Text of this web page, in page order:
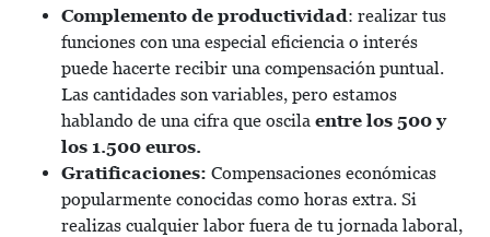
Complemento de productividad: realizar tus
funciones con una especial eficiencia o interés
puede hacerte recibir una compensación puntual.
Las cantidades son variables, pero estamos
hablando de una cifra que oscila entre los 500 y
los 1.500 euros.
Gratificaciones: Compensaciones económicas
popularmente conocidas como horas extra. Si
realizas cualquier labor fuera de tu jornada laboral,